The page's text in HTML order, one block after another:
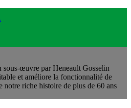
sous-œuvre par Heneault Gosselin
et améliore la fonctionnalité de
notre riche histoire de plus de 60 ans